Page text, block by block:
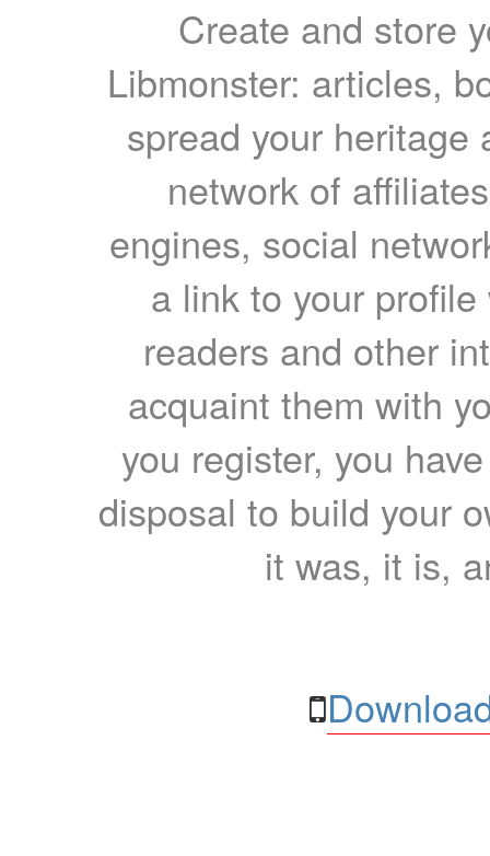
Create and store
Libmonster: articles,
spread your heritage
network of
engines, social
a link to your
readers and other
acquaint them with
you register, you
disposal to build your
it was, it is,